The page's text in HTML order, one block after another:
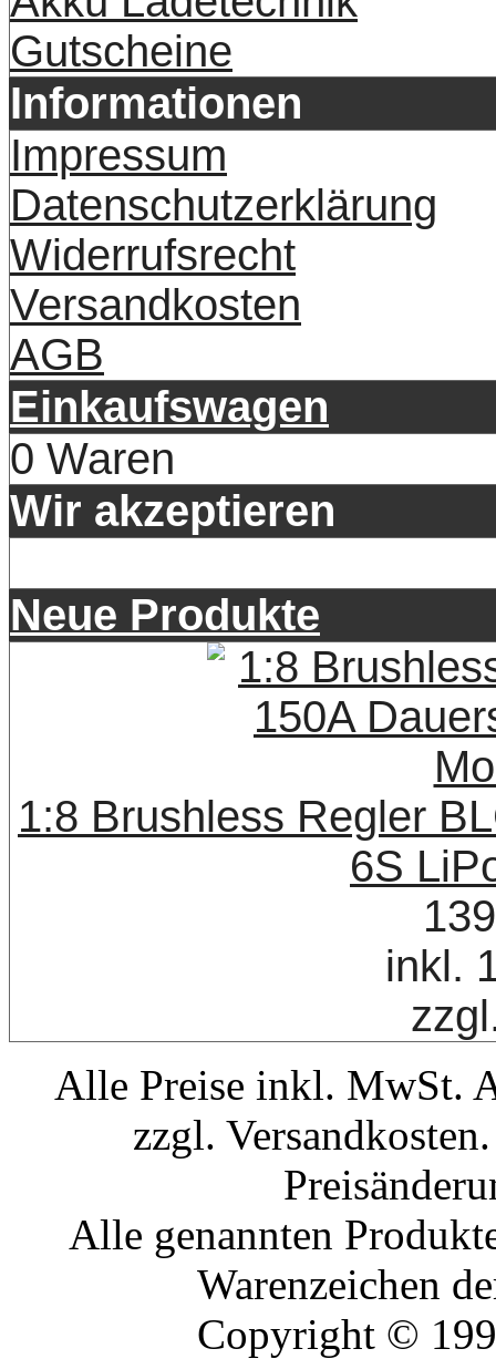
Gutscheine
Informationen
Impressum
Datenschutzerklärung
Widerrufsrecht
Versandkosten
AGB
Einkaufswagen
0 Waren
Wir akzeptieren
Neue Produkte
1:8 Brushless Regler
6S
inkl.
Alle Preise inkl. MwSt.
zzgl.
Alle genannten
Warenzeichen
Copyright ©